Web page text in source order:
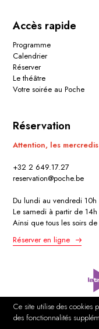
Accès rapide
Programme
Calendrier
Réserver
Le théâtre
Votre soirée au Poche
Réservation
Attention, les
+32 2 649.17.27
reservation@poche.be
Du lundi au vendredi 10h
Le samedi à partir de 14h
Ainsi que tous les soirs
Réserver en ligne
Ce site utilise des cookies
des fonctionnalités